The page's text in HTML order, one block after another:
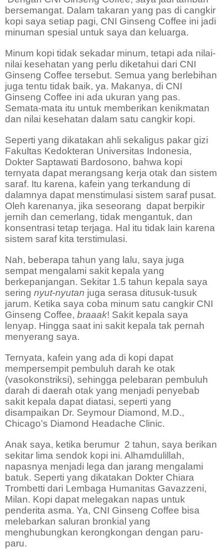
bersemangat. Dalam takaran yang pas di cangkir
kopi saya setiap pagi, CNI Ginseng Coffee ini jadi
minuman spesial untuk saya dan keluarga.
Minum kopi tidak sekadar minum, tetapi ada nilai-
nilai kesehatan yang perlu diketahui dari CNI
Ginseng Coffee tersebut. Semua yang berlebihan
juga tentu tidak baik, ya. Makanya, di CNI
Ginseng Coffee ini ada ukuran yang pas.
Semata-mata itu untuk memberikan kenikmatan
dan nilai kesehatan dalam satu cangkir kopi.
Seperti yang dikatakan ahli sekaligus pakar gizi
Fakultas Kedokteran Universitas Indonesia,
Dokter Saptawati Bardosono, bahwa kopi
ternyata dapat merangsang kerja otak dan sistem
saraf. Itu karena, kafein yang terkandung di
dalamnya dapat menstimulasi sistem saraf pusat.
Oleh karenanya, jika seseorang dapat berpikir
jernih dan cemerlang, tidak mengantuk, dan
konsentrasi tetap terjaga. Hal itu tidak lain karena
sistem saraf kita terstimulasi.
Nah, beberapa tahun yang lalu, saya juga
sempat mengalami sakit kepala yang
berkepanjangan. Sekitar 1.5 tahun kepala saya
sering nyut-nyutan juga serasa ditusuk-tusuk
jarum. Ketika saya coba minum satu cangkir CNI
Ginseng Coffee, braaak! Sakit kepala saya
lenyap. Hingga saat ini sakit kepala tak pernah
menyerang saya.
Ternyata, kafein yang ada di kopi dapat
mempersempit pembuluh darah ke otak
(vasokonstriksi), sehingga pelebaran pembuluh
darah di daerah otak yang menjadi penyebab
sakit kepala dapat diatasi, seperti yang
disampaikan Dr. Seymour Diamond, M.D.,
Chicago’s Diamond Headache Clinic.
Anak saya, ketika berumur 2 tahun, saya berikan
sekitar lima sendok kopi ini. Alhamdulillah,
napasnya menjadi lega dan jarang mengalami
batuk. Seperti yang dikatakan Dokter Chiara
Trombetti dari Lembaga Humanitas Gavazzeni,
Milan. Kopi dapat melegakan napas untuk
penderita asma. Ya, CNI Ginseng Coffee bisa
melebarkan saluran bronkial yang
menghubungkan kerongkongan dengan paru-
paru.